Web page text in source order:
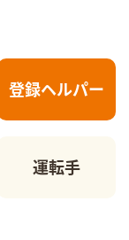
登録ヘルパー
運転手